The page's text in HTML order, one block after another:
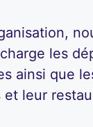
les
ainsi que
leur